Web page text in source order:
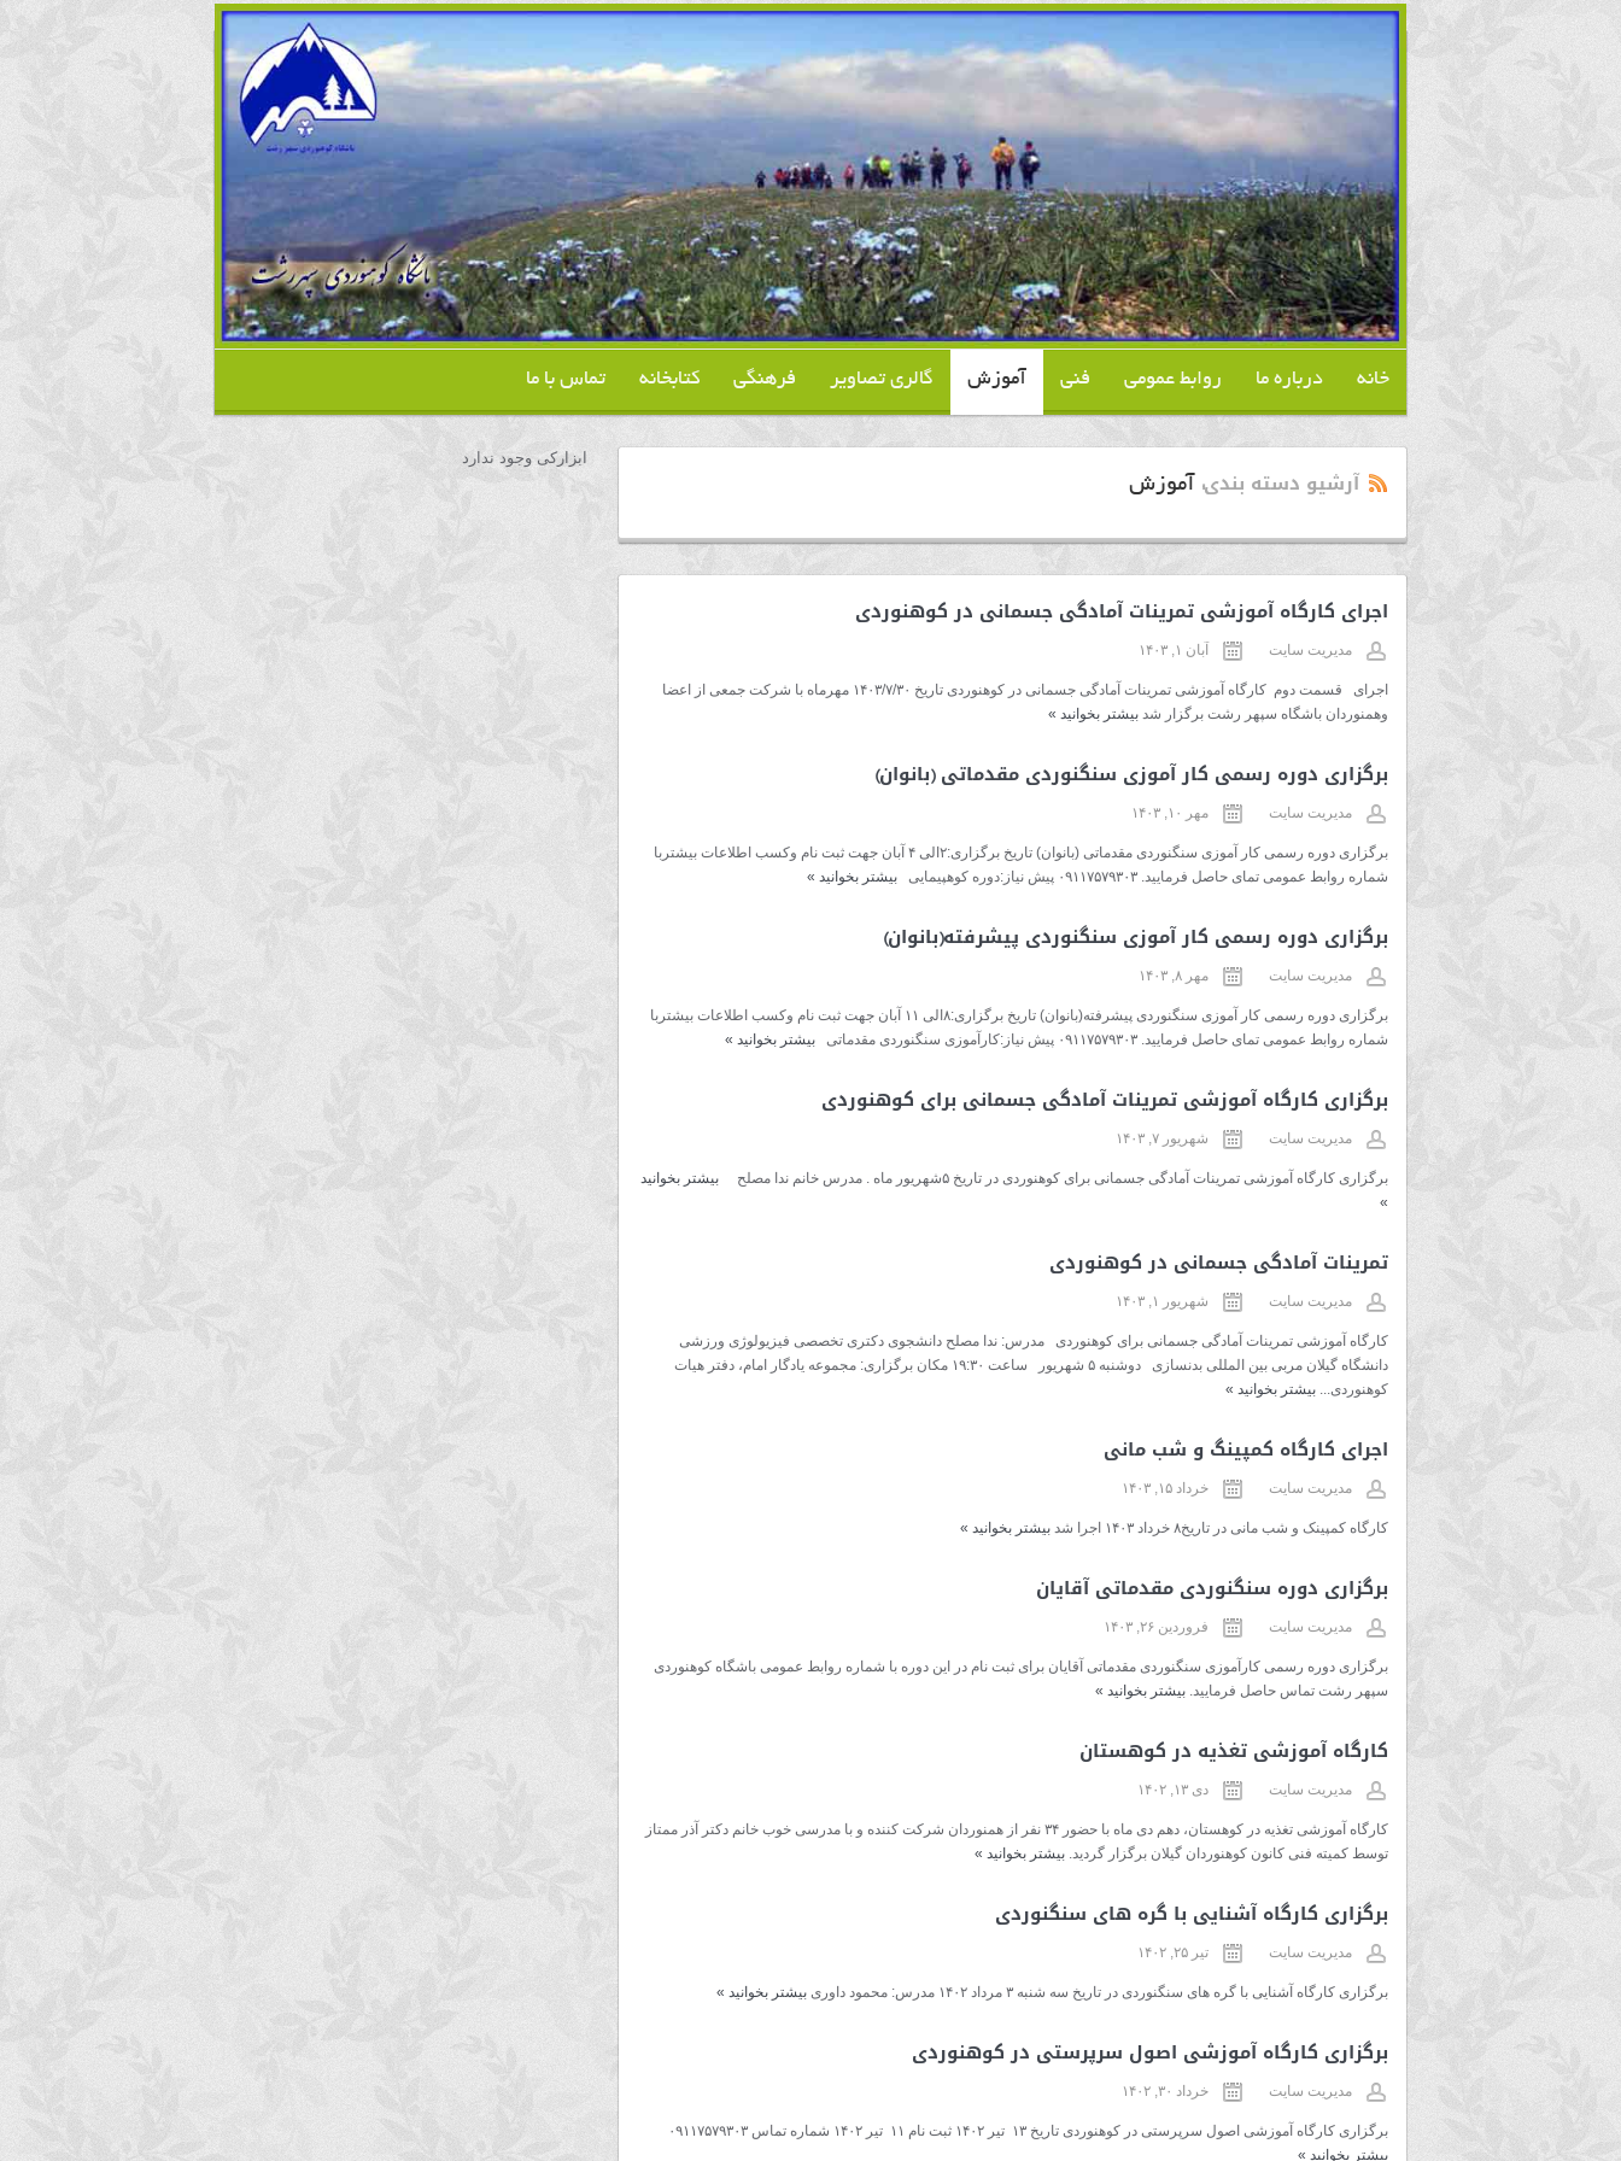
خانه درباره ما روابط عمومی فنی آموزش گالری تصاویر فرهنگی کتابخانه تماس با ما
آرشیو دسته بندی: آموزش
اجرای کارگاه آموزشی تمرینات آمادگی جسمانی در کوهنوردی
مدیریت سایت آبان ۱, ۱۴۰۳
اجرای قسمت دوم کارگاه آموزشی تمرینات آمادگی جسمانی در کوهنوردی تاریخ ۱۴۰۳/۷/۳۰ مهرماه با شرکت جمعی از اعضا
وهمنوردان باشگاه سپهر رشت برگزار شد بیشتر بخوانید »
برگزاری دوره رسمی کار آموزی سنگنوردی مقدماتی (بانوان)
مدیریت سایت مهر ۱۰, ۱۴۰۳
برگزاری دوره رسمی کار آموزی سنگنوردی مقدماتی (بانوان) تاریخ برگزاری:۲الی ۴ آبان جهت ثبت نام وکسب اطلاعات بیشتربا
شماره روابط عمومی تمای حاصل فرمایید. ۰۹۱۱۷۵۷۹۳۰۳ پیش نیاز:دوره کوهپیمایی
بیشتر بخوانید »
برگزاری دوره رسمی کار آموزی سنگنوردی پیشرفته(بانوان)
مدیریت سایت مهر ۸, ۱۴۰۳
برگزاری دوره رسمی کار آموزی سنگنوردی پیشرفته(بانوان) تاریخ برگزاری:۸الی ۱۱ آبان جهت ثبت نام وکسب اطلاعات بیشتربا
شماره روابط عمومی تمای حاصل فرمایید. ۰۹۱۱۷۵۷۹۳۰۳ پیش نیاز:کارآموزی سنگنوردی مقدماتی
بیشتر بخوانید »
برگزاری کارگاه آموزشی تمرینات آمادگی جسمانی برای کوهنوردی
مدیریت سایت شهریور ۷, ۱۴۰۳
برگزاری کارگاه آموزشی تمرینات آمادگی جسمانی برای کوهنوردی در تاریخ ۵شهریور ماه . مدرس خانم ندا مصلح
بیشتر بخوانید
»
تمرینات آمادگی جسمانی در کوهنوردی
مدیریت سایت شهریور ۱, ۱۴۰۳
کارگاه آموزشی تمرینات آمادگی جسمانی برای کوهنوردی مدرس: ندا مصلح دانشجوی دکتری تخصصی فیزیولوژی ورزشی
دانشگاه گیلان مربی بین المللی بدنسازی دوشنبه ۵ شهریور ساعت ۱۹:۳۰ مکان برگزاری: مجموعه یادگار امام، دفتر هیات
کوهنوردی... بیشتر بخوانید »
اجرای کارگاه کمپینگ و شب مانی
مدیریت سایت خرداد ۱۵, ۱۴۰۳
کارگاه کمپینک و شب مانی در تاریخ۸ خرداد ۱۴۰۳ اجرا شد بیشتر بخوانید »
برگزاری دوره سنگنوردی مقدماتی آقایان
مدیریت سایت فروردین ۲۶, ۱۴۰۳
برگزاری دوره رسمی کارآموزی سنگنوردی مقدماتی آقایان برای ثبت نام در این دوره با شماره روابط عمومی باشگاه کوهنوردی
سپهر رشت تماس حاصل فرمایید. بیشتر بخوانید »
کارگاه آموزشی تغذیه در کوهستان
مدیریت سایت دی ۱۳, ۱۴۰۲
کارگاه آموزشی تغذیه در کوهستان، دهم دی ماه با حضور ۳۴ نفر از همنوردان شرکت کننده و با مدرسی خوب خانم دکتر آذر ممتاز
توسط کمیته فنی کانون کوهنوردان گیلان برگزار گردید. بیشتر بخوانید »
برگزاری کارگاه آشنایی با گره های سنگنوردی
مدیریت سایت تیر ۲۵, ۱۴۰۲
برگزاری کارگاه آشنایی با گره های سنگنوردی در تاریخ سه شنبه ۳ مرداد ۱۴۰۲ مدرس: محمود داوری بیشتر بخوانید »
برگزاری کارگاه آموزشی اصول سرپرستی در کوهنوردی
مدیریت سایت خرداد ۳۰, ۱۴۰۲
برگزاری کارگاه آموزشی اصول سرپرستی در کوهنوردی تاریخ ۱۳ تیر ۱۴۰۲ ثبت نام ۱۱ تیر ۱۴۰۲ شماره تماس ۰۹۱۱۷۵۷۹۳۰۳
بیشتر بخوانید »
ابزارکی وجود ندارد